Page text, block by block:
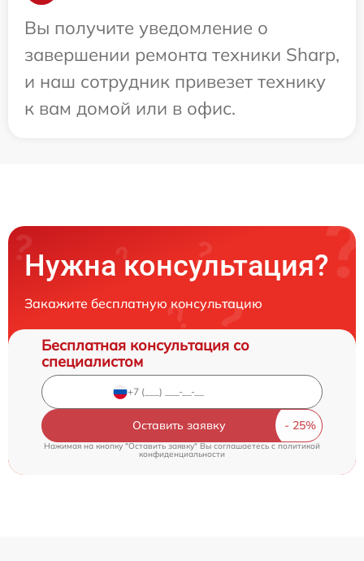
Вы получите уведомление о
завершении ремонта техники Sharp,
и наш сотрудник привезет технику
к вам домой или в офис.
Нужна консультация?
Закажите бесплатную консультацию
Бесплатная консультация со
специалистом
Оставить заявку
Нажимая на кнопку "Оставить заявку" Вы соглашаетесь cполитикой
конфиденциальности